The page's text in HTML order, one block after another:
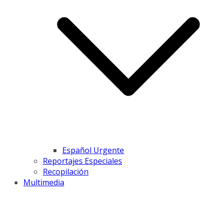
Español Urgente
Reportajes Especiales
Recopilación
Multimedia